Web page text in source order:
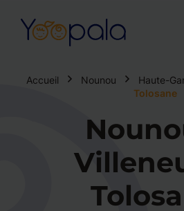
Accueil Nounou Haute-
Tolosane